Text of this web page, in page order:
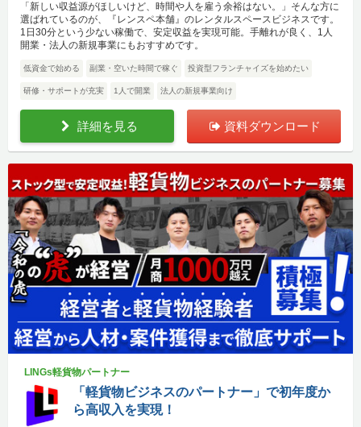
「新しい収益源がほしいけど、時間や人を雇う余裕はない。」そんな方に
選ばれているのが、『レンスペ本舗』のレンタルスペースビジネスです。
1日30分という少ない稼働で、安定収益を実現可能。手離れが良く、1人
開業・法人の新規事業にもおすすめです。
低資金で始める 副業・空いた時間で稼ぐ 投資型フランチャイズを始めたい
研修・サポートが充実 1人で開業 法人の新規事業向け
詳細を見る 資料ダウンロード
LINGs軽貨物パートナー
「軽貨物ビジネスのパートナー」で初年度か
ら高収入を実現！